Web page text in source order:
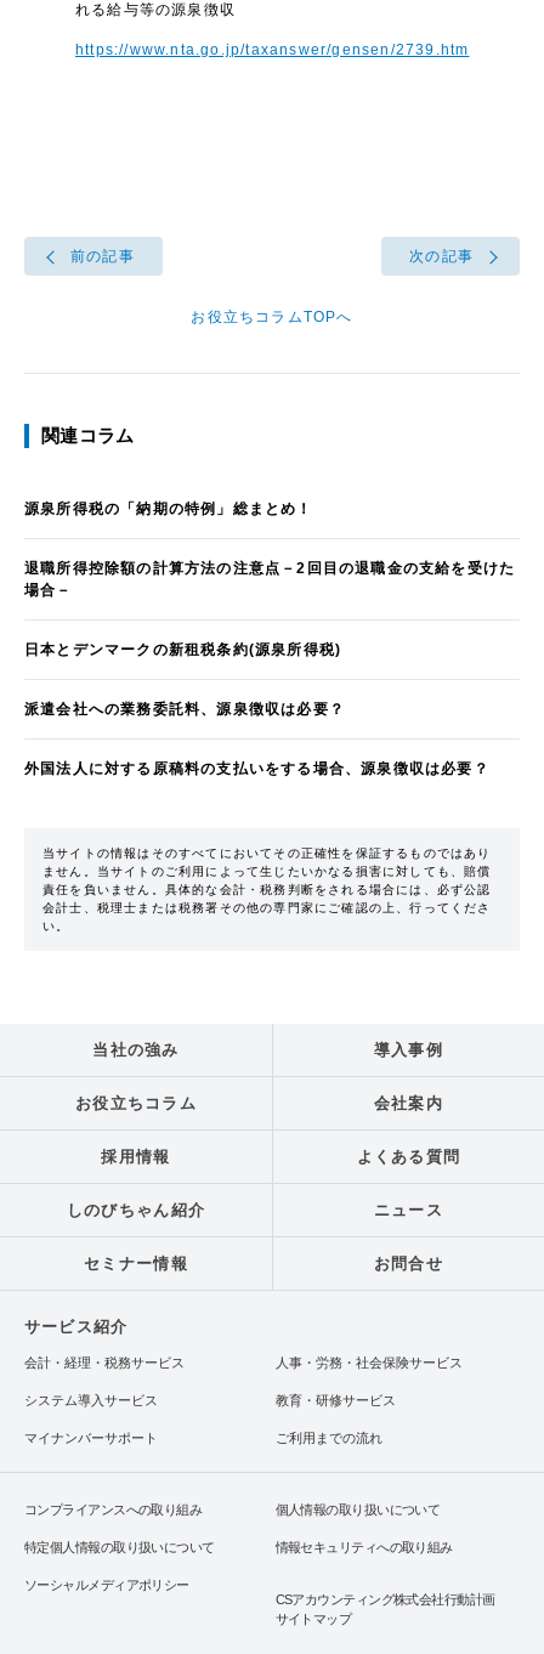
れる給与等の源泉徴収
https://www.nta.go.jp/taxanswer/gensen/2739.htm
前の記事
お役立ちコラムTOPへ
次の記事
関連コラム
源泉所得税の「納期の特例」総まとめ！
退職所得控除額の計算方法の注意点－2回目の退職金の支給を受けた
場合－
日本とデンマークの新租税条約(源泉所得税)
派遣会社への業務委託料、源泉徴収は必要？
外国法人に対する原稿料の支払いをする場合、源泉徴収は必要？
当サイトの情報はそのすべてにおいてその正確性を保証するものではあり
ません。当サイトのご利用によって生じたいかなる損害に対しても、賠償
責任を負いません。具体的な会計・税務判断をされる場合には、必ず公認
会計士、税理士または税務署その他の専門家にご確認の上、行ってくださ
い。
当社の強み 導入事例
お役立ちコラム 会社案内
採用情報 よくある質問
しのびちゃん紹介 ニュース
セミナー情報 お問合せ
サービス紹介
会計・経理・税務サービス 人事・労務・社会保険サービス
システム導入サービス 教育・研修サービス
マイナンバーサポート ご利用までの流れ
コンプライアンスへの取り組み 個人情報の取り扱いについて
特定個人情報の取り扱いについて 情報セキュリティへの取り組み
ソーシャルメディアポリシー
CSアカウンティング株式会社行動計画
サイトマップ